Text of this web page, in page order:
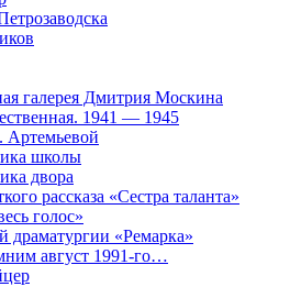
галерея Дмитрия Москина
1941 — 1945
Артемьевой
школы
двора
рассказа «Сестра таланта»
голос»
драматургии «Ремарка»
август 1991-го…